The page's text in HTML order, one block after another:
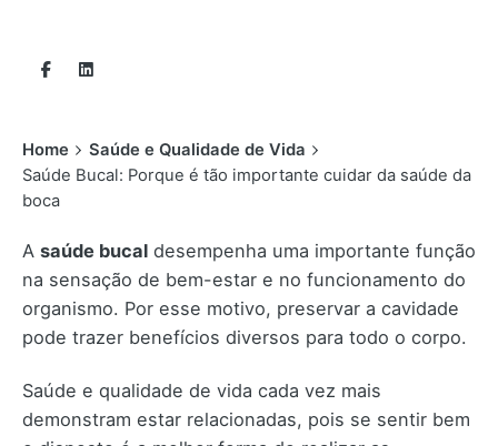
Home
Saúde e Qualidade de Vida
Saúde Bucal: Porque é tão importante cuidar da saúde da
boca
A saúde bucal desempenha uma importante função
na sensação de bem-estar e no funcionamento do
organismo. Por esse motivo, preservar a cavidade
pode trazer benefícios diversos para todo o corpo.
Saúde e qualidade de vida cada vez mais
demonstram estar relacionadas, pois se sentir bem